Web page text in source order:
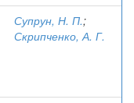
Супрун, Н. П.;
Скрипченко, А. Г.